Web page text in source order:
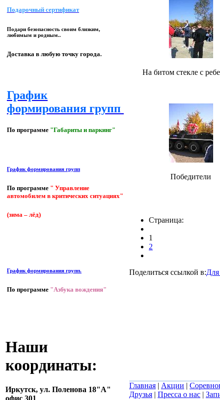
Подарочный сертификат
Подари безопасность своим близким,
любимым и родным..
Доставка в любую точку города.
График
формирования групп
По программе "Габариты и паркинг"
График формирования групп
По программе " Управление
автомобилем в критических ситуациях"
(зима – лёд)
График формирования групп.
По программе "Азбука вождения"
На битом стекле с
Победители
Страница:
1
2
Поделиться ссылкой в:Для
Наши
координаты:
Иркутск, ул. Поленова 18"А"
офис 301
Главная | Акции |
Друзья | Пресса о нас |